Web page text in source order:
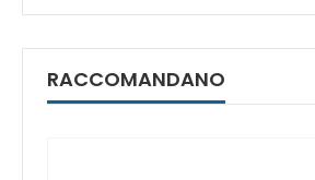
RACCOMANDANO